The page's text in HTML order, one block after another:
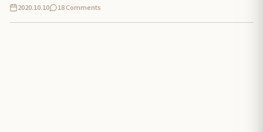
2020.10.10 18 Comments